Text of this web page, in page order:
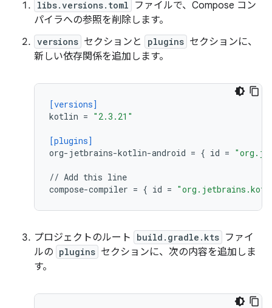
libs.versions.toml
ファイルで、Compose コン
パイラへの参照を削除します。
versions セクションと plugins セクションに、
新しい依存関係を追加します。
[versions]
kotlin = "2.3.21"
[plugins]
org-jetbrains-kotlin-android = { id =
// Add this line
compose-compiler = { id =
プロジェクトのルート build.gradle.kts ファイ
ルの plugins セクションに、次の内容を追加しま
す。